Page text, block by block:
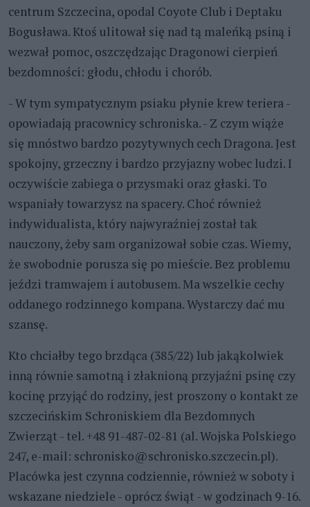
centrum Szczecina, opodal Coyote Club i Deptaku
Bogusława. Ktoś ulitował się nad tą maleńką psiną i
wezwał pomoc, oszczędzając Dragonowi cierpień
bezdomności: głodu, chłodu i chorób.
- W tym sympatycznym psiaku płynie krew teriera -
opowiadają pracownicy schroniska. - Z czym wiąże
się mnóstwo bardzo pozytywnych cech Dragona. Jest
spokojny, grzeczny i bardzo przyjazny wobec ludzi. I
oczywiście zabiega o przysmaki oraz głaski. To
wspaniały towarzysz na spacery. Choć również
indywidualista, który najwyraźniej został tak
nauczony, żeby sam organizował sobie czas. Wiemy,
że swobodnie porusza się po mieście. Bez problemu
jeździ tramwajem i autobusem. Ma wszelkie cechy
oddanego rodzinnego kompana. Wystarczy dać mu
szansę.
Kto chciałby tego brzdąca (385/22) lub jakąkolwiek
inną równie samotną i złaknioną przyjaźni psinę czy
kocinę przyjąć do rodziny, jest proszony o kontakt ze
szczecińskim Schroniskiem dla Bezdomnych
Zwierząt - tel. +48 91-487-02-81 (al. Wojska Polskiego
247, e-mail: schronisko@schronisko.szczecin.pl).
Placówka jest czynna codziennie, również w soboty i
wskazane niedziele - oprócz świąt - w godzinach 9-16.